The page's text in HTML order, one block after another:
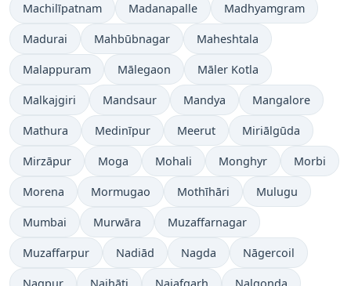
Machilīpatnam Madanapalle Madhyamgram
Madurai Mahbūbnagar Maheshtala
Malappuram Mālegaon Māler Kotla
Malkajgiri Mandsaur Mandya Mangalore
Mathura Medinīpur Meerut Miriālgūda
Mirzāpur Moga Mohali Monghyr Morbi
Morena Mormugao Mothīhāri Mulugu
Mumbai Murwāra Muzaffarnagar
Muzaffarpur Nadiād Nagda Nāgercoil